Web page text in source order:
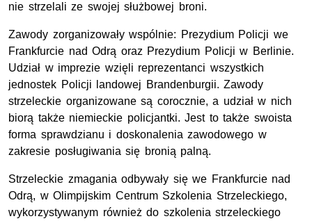
nie strzelali ze swojej służbowej broni.
Zawody zorganizowały wspólnie: Prezydium Policji we
Frankfurcie nad Odrą oraz Prezydium Policji w Berlinie.
Udział w imprezie wzięli reprezentanci wszystkich
jednostek Policji landowej Brandenburgii. Zawody
strzeleckie organizowane są corocznie, a udział w nich
biorą także niemieckie policjantki. Jest to także swoista
forma sprawdzianu i doskonalenia zawodowego w
zakresie posługiwania się bronią palną.
Strzeleckie zmagania odbywały się we Frankfurcie nad
Odrą, w Olimpijskim Centrum Szkolenia Strzeleckiego,
wykorzystywanym również do szkolenia strzeleckiego